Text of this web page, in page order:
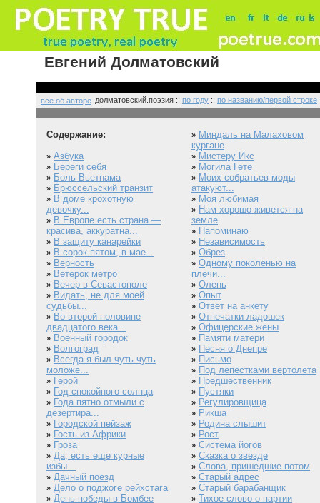
Евгений Долматовский
все об авторе долматовский.поэзия :: по году :: по названию/первой строке
Содержание:
» Азбука
» Береги себя
» Боль Вьетнама
» Брюссельский транзит
» В доме крохотную
девочку...
» В Европе есть страна —
красива, аккуратна...
» В защиту канарейки
» В сорок пятом, в мае...
» Верность
» Ветерок метро
» Вечер в Севастополе
» Видать, не для моей
судьбы...
» Во второй половине
двадцатого века...
» Военный городок
» Волгоград
» Всегда я был чуть-чуть
моложе...
» Герой
» Год спокойного солнца
» Года пятно отмыли с
дезертира...
» Городской пейзаж
» Гость из Африки
» Гроза
» Да, есть еще курные
избы...
» Дачный поезд
» Дело о поджоге рейхстага
» День победы в Бомбее
» Миндаль на Малаховом
кургане
» Мистеру Икс
» Могила Гете
» Моих собратьев моды
атакуют...
» Моя любимая
» Нам хорошо живется на
земле
» Напоминаю
» Независимость
» Обрез
» Одному поколенью на
плечи...
» Олень
» Опыт
» Ответ на анкету
» Отпечатки ладошек
» Офицерские жены
» Памяти матери
» Песня о Днепре
» Письмо
» Под лепестками вертолета
» Предшественник
» Пустяки
» Регулировщица
» Рикша
» Родина слышит
» Рост
» Система йогов
» Сказка о звезде
» Слова, пришедшие потом
» Старый адрес
» Старый барабанщик
» Тихое слово о партии